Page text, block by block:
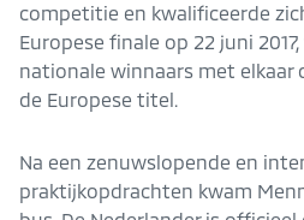
competitie en kwalificeerde
Europese finale op 22 juni
nationale winnaars met elkaar
de Europese titel.
Na een zenuwslopende en
praktijkopdrachten kwam